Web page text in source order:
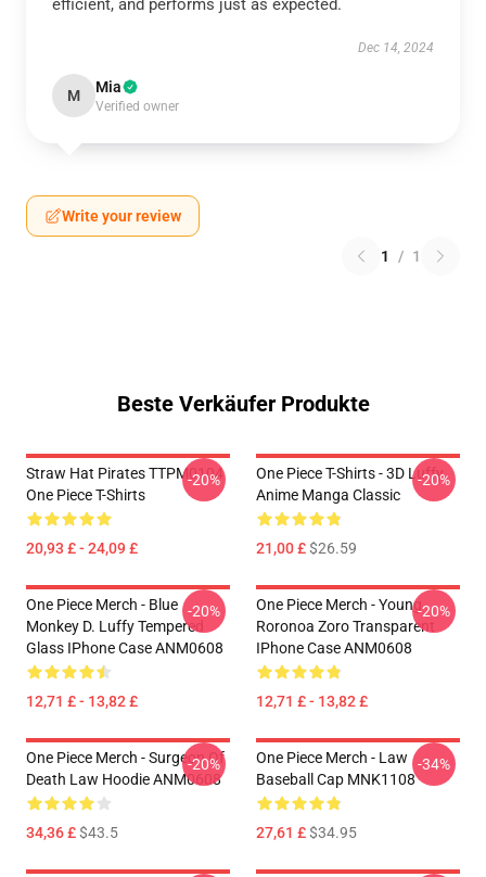
efficient, and performs just as expected.
Dec 14, 2024
M Mia
Verified owner
Write your review
1 / 1
Beste Verkäufer Produkte
Straw Hat Pirates TTPM0104
One Piece T-Shirts
20,93 £ - 24,09 £
-20%
One Piece T-Shirts - 3D Luffy
Anime Manga Classic
21,00 £$26.59
-20%
One Piece Merch - Blue
Monkey D. Luffy Tempered
Glass IPhone Case ANM0608
12,71 £ - 13,82 £
-20%
One Piece Merch - Young
Roronoa Zoro Transparent
IPhone Case ANM0608
12,71 £ - 13,82 £
-20%
One Piece Merch - Surgeon Of
Death Law Hoodie ANM0608
34,36 £$43.5
-20%
One Piece Merch - Law
Baseball Cap MNK1108
27,61 £$34.95
-34%